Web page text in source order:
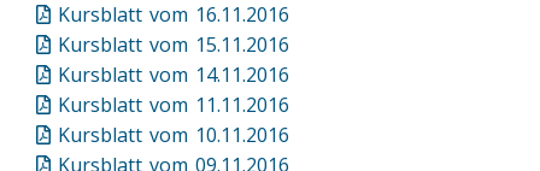
Kursblatt vom 16.11.2016
Kursblatt vom 15.11.2016
Kursblatt vom 14.11.2016
Kursblatt vom 11.11.2016
Kursblatt vom 10.11.2016
Kursblatt vom 09.11.2016